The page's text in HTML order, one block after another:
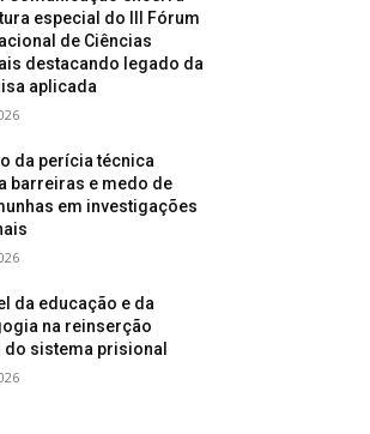
especial do III Fórum
de Ciências
destacando legado da
aplicada
da perícia técnica
barreiras e medo de
em investigações
da educação e da
na reinserção
sistema prisional